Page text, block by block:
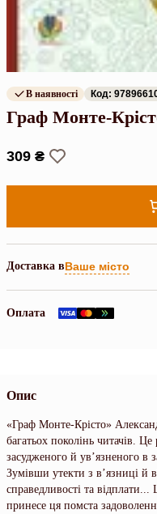
В наявності Код:
Граф Монте-
309 ₴
Доставка вВаше місто
Оплата
Опис
«Граф Монте-Крісто»
багатьох поколінь читачів.
засудженого й ув’язненого в
Зумівши утекти з в’язниці й
справедливості та
принесе ця помста